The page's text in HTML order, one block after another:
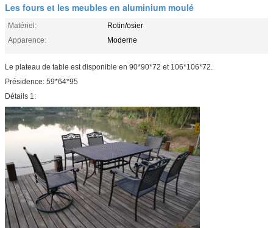
Les fours et les meubles en aluminium moulé
Matériel:
Rotin/osier
Apparence:
Moderne
Le plateau de table est disponible en 90*90*72 et 106*106*72.
Présidence: 59*64*95
Détails 1: